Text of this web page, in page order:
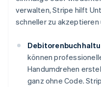
verwalten, Stripe hilft
schneller zu
können
Handumdrehen
ganz ohne Code.